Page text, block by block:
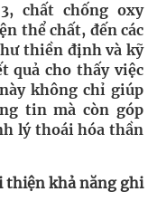
chất chống oxy
thể chất, đến các
thiền định và kỹ
quả cho thấy việc
không chỉ giúp
tin mà còn góp
lý thoái hóa thần
thiện khả năng ghi